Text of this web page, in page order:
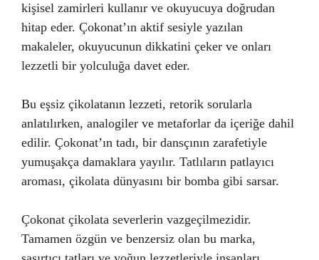
kişisel zamirleri kullanır ve okuyucuya doğrudan
hitap eder. Çokonat’ın aktif sesiyle yazılan
makaleler, okuyucunun dikkatini çeker ve onları
lezzetli bir yolculuğa davet eder.
Bu eşsiz çikolatanın lezzeti, retorik sorularla
anlatılırken, analogiler ve metaforlar da içeriğe dahil
edilir. Çokonat’ın tadı, bir dansçının zarafetiyle
yumuşakça damaklara yayılır. Tatlıların patlayıcı
aroması, çikolata dünyasını bir bomba gibi sarsar.
Çokonat çikolata severlerin vazgeçilmezidir.
Tamamen özgün ve benzersiz olan bu marka,